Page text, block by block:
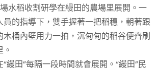
水稻收割研學在縵田的農場里展開。一
員的指導下，雙手握著一把稻穗，朝著跟
桶內壁用力一拍，沉甸甸的稻谷便齊刷
田”每隔一段時間就會展開。“縵田”民